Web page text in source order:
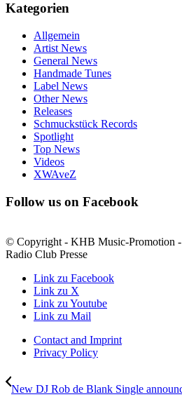
Kategorien
Allgemein
Artist News
General News
Handmade Tunes
Label News
Other News
Releases
Schmuckstück Records
Spotlight
Top News
Videos
XWAveZ
Follow us on Facebook
© Copyright - KHB Music-Promotion
Radio Club Presse
Link zu Facebook
Link zu X
Link zu Youtube
Link zu Mail
Contact and Imprint
Privacy Policy
New DJ Rob de Blank Single